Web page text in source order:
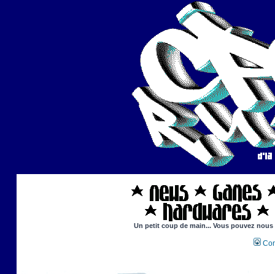
Un petit coup de main... Vous pouvez